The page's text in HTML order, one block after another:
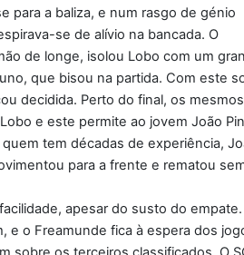
para a baliza, e num rasgo de génio
se de alívio na bancada. O
de longe, isolou Lobo com um
que bisou na partida. Com este
decidida. Perto do final, os mesmos
e este permite ao jovem João
tem décadas de experiência,
para a frente e rematou
apesar do susto do empate.
e o Freamunde fica à espera dos